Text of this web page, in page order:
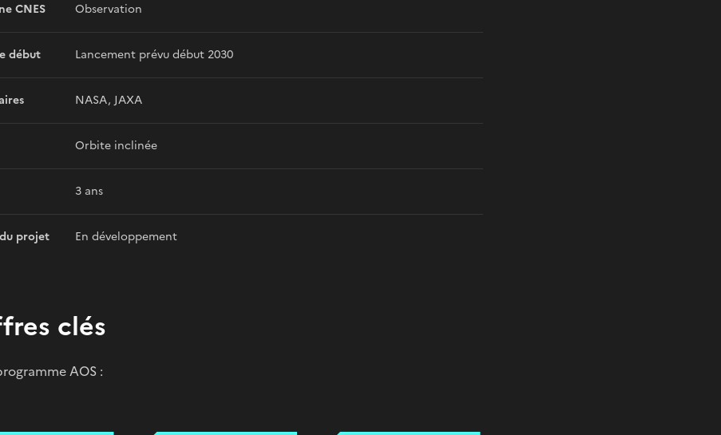
CNES Observation
début Lancement prévu début 2030
NASA, JAXA
Orbite inclinée
3 ans
projet En développement
clés
AOS :